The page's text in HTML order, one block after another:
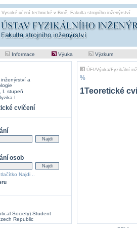
Vysoké učení technické v Brně, Fakulta strojního inženýrství
Informace Výuka Výzkum
a
I. stupeň
I
cvičení
osob
Najdi ..
Society) Student
Republic
ÚFI /Výuka/Fyzikální
%
1Teoretické